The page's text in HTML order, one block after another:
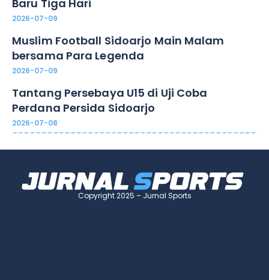
Baru Tiga Hari
2026-07-09
Muslim Football Sidoarjo Main Malam
bersama Para Legenda
2026-07-09
Tantang Persebaya U15 di Uji Coba
Perdana Persida Sidoarjo
2026-07-08
Copyright 2025 – Jurnal Sports